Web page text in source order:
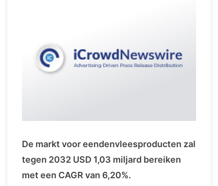
De markt voor eendenvleesproducten zal
tegen 2032 USD 1,03 miljard bereiken
met een CAGR van 6,20%.